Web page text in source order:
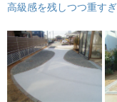
高級感を残しつつ重す